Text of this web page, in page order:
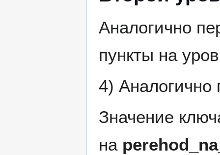
Аналогично
пункты на
4)
Значение
на